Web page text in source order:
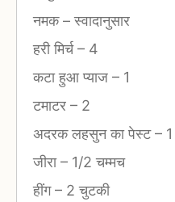
नमक–स्वादानुसार
हरी मिर्च– 4
कटा हुआ प्याज – 1
टमाटर – 2
अदरक लहसुन का पेस्ट–
जीरा– 1/2 चम्मच
हींग– 2 चुटकी